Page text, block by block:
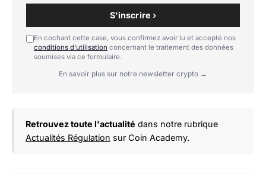
S'inscrire ›
En cochant cette case, vous confirmez avoir lu et accepté nos
conditions d'utilisation concernant le traitement des données
soumises via ce formulaire.
En savoir plus sur notre newsletter crypto →
Retrouvez toute l'actualité dans notre rubrique
Actualités Régulation sur Coin Academy.